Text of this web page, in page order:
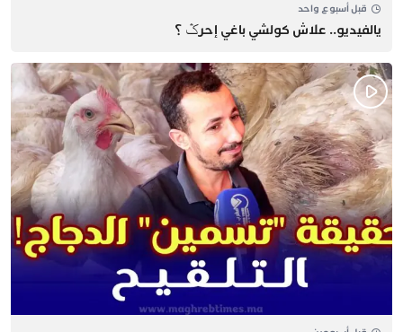
قبل أسبوع واحد
يالفيديو.. علاش كولشي باغي إحرݣ ؟